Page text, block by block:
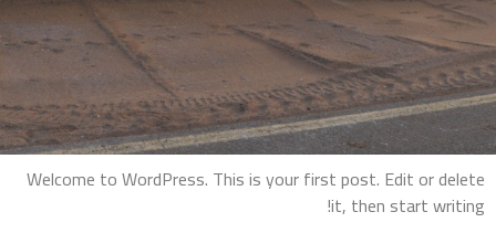
Welcome to WordPress. This is your first post. Edit
it, then start